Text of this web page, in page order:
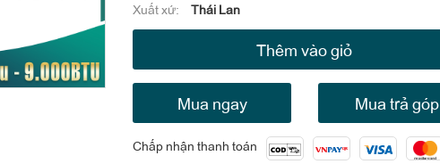
Xuất xứ:
Thái Lan
Thêm vào giỏ
Mua ngay Mua trả góp
Chấp nhận thanh toán